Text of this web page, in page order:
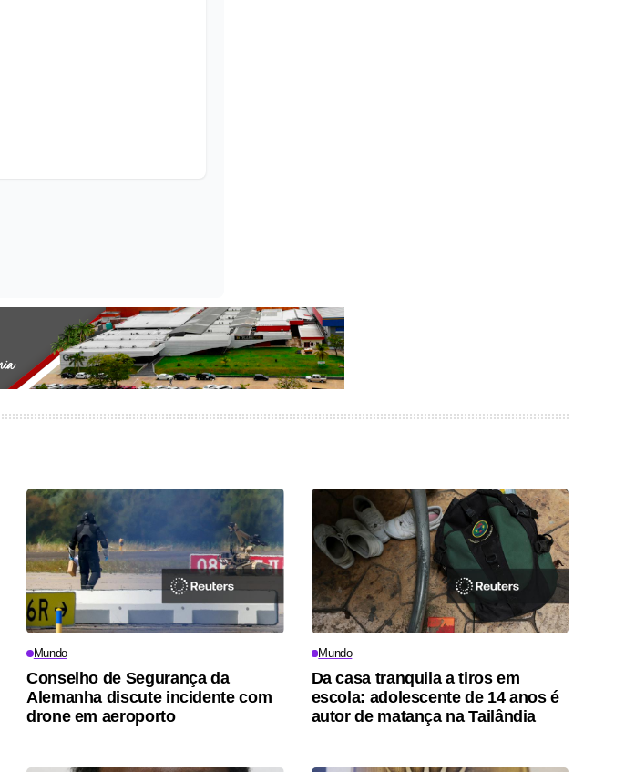
Mundo
Conselho de Segurança da
Alemanha discute incidente com
drone em aeroporto
Mundo
Da casa tranquila a tiros em
escola: adolescente de 14 anos é
autor de matança na Tailândia